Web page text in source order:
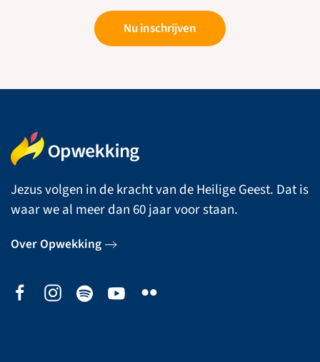
Nu inschrijven
Jezus volgen in de kracht van de Heilige Geest. Dat is
waar we al meer dan 60 jaar voor staan.
Over Opwekking